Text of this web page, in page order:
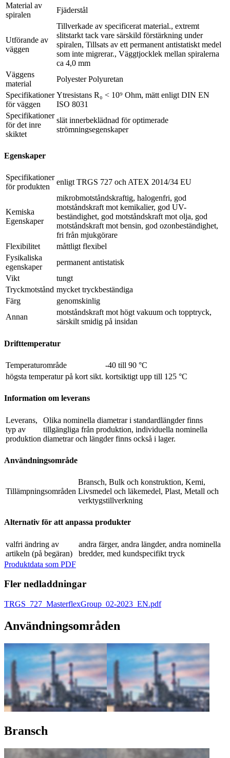
Material av
spiralen
Fjäderstål
Utförande av
väggen
Tillverkade av specificerat material., extremt
slitstarkt tack vare särskild förstärkning under
spiralen, Tillsats av ett permanent antistatiskt medel
som inte migrerar., Väggtjocklek mellan spiralerna
ca 4,0 mm
Väggens
material
Polyester Polyuretan
Specifikationer
för väggen
Ytresistans R₀ < 10⁹ Ohm, mätt enligt DIN EN
ISO 8031
Specifikationer
för det inre
skiktet
slät innerbeklädnad för optimerade
strömningsegenskaper
Egenskaper
Specifikationer
för produkten
enligt TRGS 727 och ATEX 2014/34 EU
Kemiska
Egenskaper
mikrobmotståndskraftig, halogenfri, god
motståndskraft mot kemikalier, god UV-
beständighet, god motståndskraft mot olja, god
motståndskraft mot bensin, god ozonbeständighet,
fri från mjukgörare
Flexibilitet
måttligt flexibel
Fysikaliska
egenskaper
permanent antistatisk
Vikt
tungt
Tryckmotstånd mycket tryckbeständiga
Färg
genomskinlig
Annan
motståndskraft mot högt vakuum och topptryck,
särskilt smidig på insidan
Drifttemperatur
Temperaturområde
-40 till 90 °C
högsta temperatur på kort sikt. kortsiktigt upp till 125 °C
Information om leverans
Leverans,
typ av
produktion
Olika nominella diametrar i standardlängder finns
tillgängliga från produktion, individuella nominella
diametrar och längder finns också i lager.
Användningsområde
Tillämpningsområden
Bransch, Bulk och konstruktion, Kemi,
Livsmedel och läkemedel, Plast, Metall och
verktygstillverkning
Alternativ för att anpassa produkter
valfri ändring av
artikeln (på begäran)
andra färger, andra längder, andra nominella
bredder, med kundspecifikt tryck
Produktdata som PDF
Fler nedladdningar
TRGS_727_MasterflexGroup_02-2023_EN.pdf
Användningsområden
Bransch